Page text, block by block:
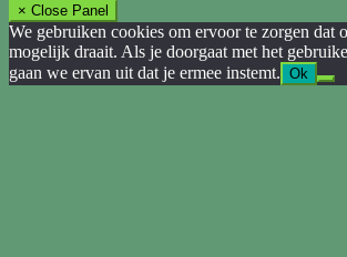
× Close Panel
We gebruiken cookies om ervoor te zorgen dat
mogelijk draait. Als je doorgaat met het
gaan we ervan uit dat je ermee instemt. Ok